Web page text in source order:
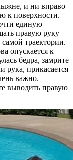
и ни вправо
к поверхности.
единую
правую руку
траектории.
опускается к
бедра, замрите
рука, прикасается
важно.
выводить правую